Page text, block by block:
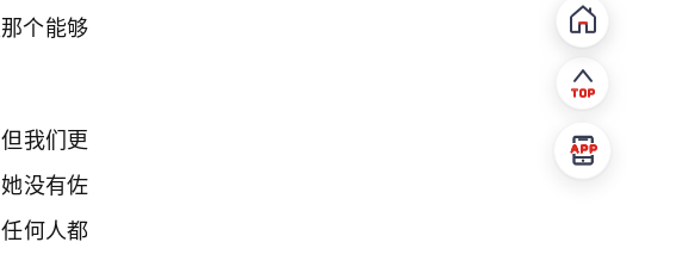
个能够
我们更
没有佐
何人都